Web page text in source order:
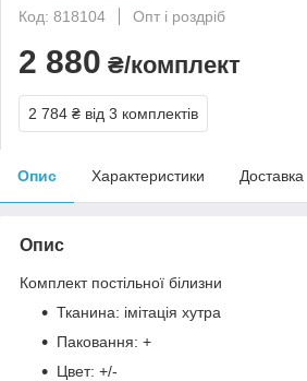
Код: 818104
Опт і роздріб
2 880 ₴/комплект
2 784 ₴ від 3 комплектів
Опис Характеристики Доставка
Опис
Комплект постільної білизни
Тканина: імітація хутра
Паковання: +
Цвет: +/-